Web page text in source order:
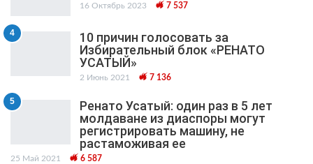
16 Октябрь 2023 7 537
4
10 причин голосовать за
Избирательный блок «РЕНАТО
УСАТЫЙ»
2 Июнь 2021 7 136
5
Ренато Усатый: один раз в 5 лет
молдаване из диаспоры могут
регистрировать машину, не
растаможивая ее
25 Май 2021 6 587